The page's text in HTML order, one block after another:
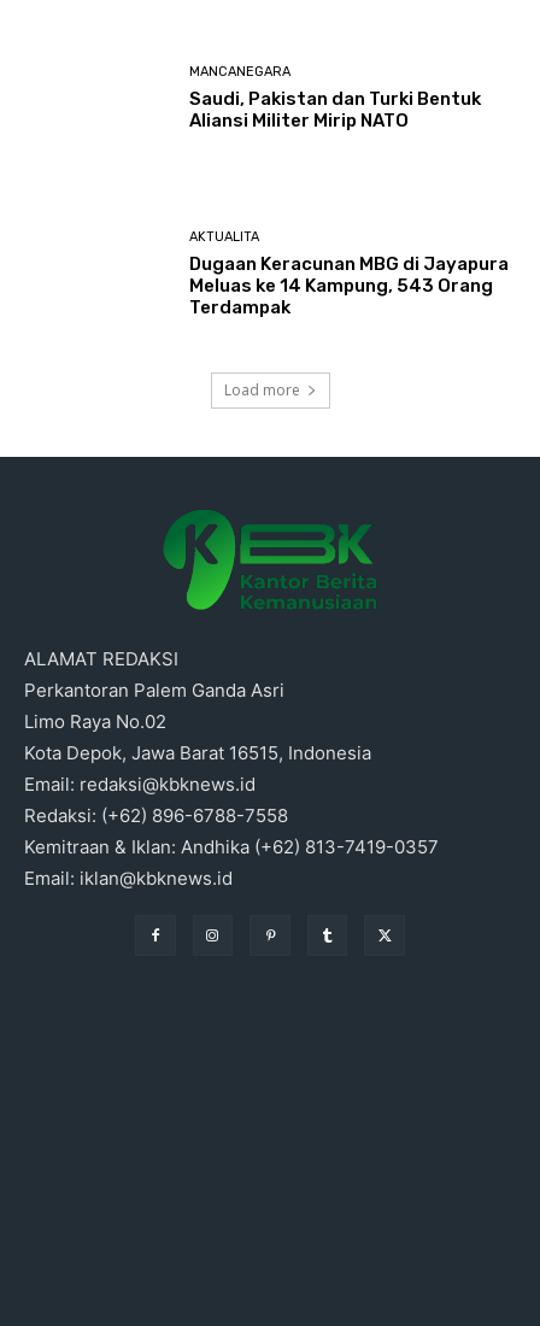
MANCANEGARA
Saudi, Pakistan dan Turki Bentuk
Aliansi Militer Mirip NATO
AKTUALITA
Dugaan Keracunan MBG di Jayapura
Meluas ke 14 Kampung, 543 Orang
Terdampak
Load more
ALAMAT REDAKSI
Perkantoran Palem Ganda Asri
Limo Raya No.02
Kota Depok, Jawa Barat 16515, Indonesia
Email: redaksi@kbknews.id
Redaksi: (+62) 896-6788-7558
Kemitraan & Iklan: Andhika (+62) 813-7419-0357
Email: iklan@kbknews.id